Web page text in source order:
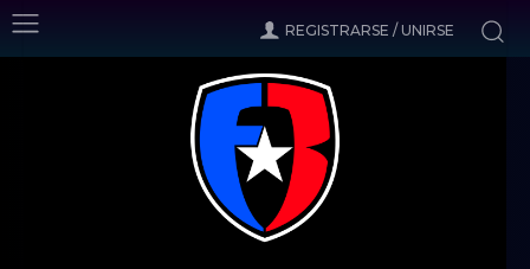
REGISTRARSE / UNIRSE